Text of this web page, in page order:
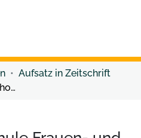
Aufsatz in Zeitschrift
Internationale Sommerhochschule Frauen- und Geschlechtergeschichte